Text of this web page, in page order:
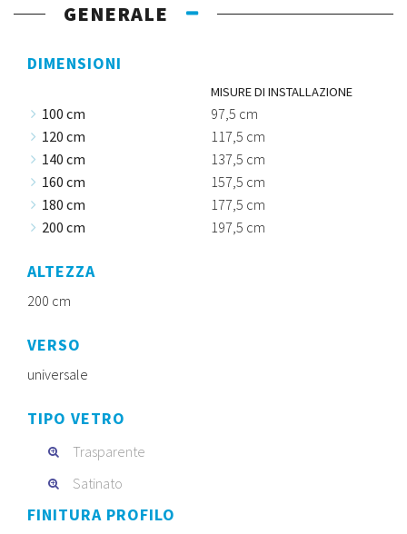
GENERALE
DIMENSIONI
MISURE DI INSTALLAZIONE
100 cm
97,5 cm
120 cm
117,5 cm
140 cm
137,5 cm
160 cm
157,5 cm
180 cm
177,5 cm
200 cm
197,5 cm
ALTEZZA
200 cm
VERSO
universale
TIPO VETRO
Trasparente
Satinato
FINITURA PROFILO